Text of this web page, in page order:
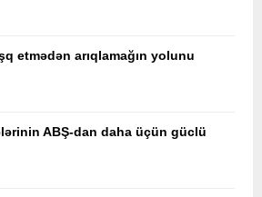
etmədən arıqlamağın yolunu
ABŞ-dan daha üçün güclü